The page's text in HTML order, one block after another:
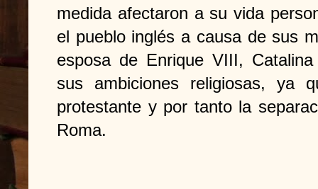
medida afectaron a su vida
el pueblo inglés a causa de sus
esposa de Enrique VIII,
sus ambiciones religiosas, ya
protestante y por tanto la
Roma.